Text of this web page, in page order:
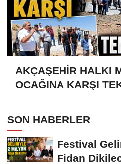
AKÇAŞEHİR HALKI
OCAĞINA KARŞI
SON HABERLER
Festival
Fidan